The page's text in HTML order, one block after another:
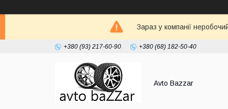
Зараз у компанії
+380 (93) 217-60-90 +380 (68) 182-50-40
Avto Bazzar